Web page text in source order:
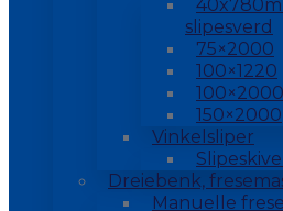
slipesverd
75×2000
100×1220
100×2000
150×2000
Vinkelsliper
Dreiebenk,
Manuelle